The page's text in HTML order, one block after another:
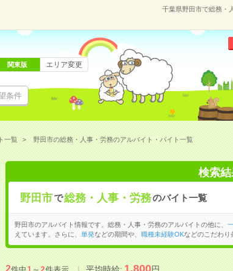
千葉県野田市で総務・
条件
関東版 エリア変更
一覧 野田市の総務・人事・労務のアルバイト・バイト一覧
検索
野田市で総務・人事・労務のバイト一覧
野田市のアルバイト情報です。総務・人事・労務のアルバイトの他に、
えています。さらに、
単発などの期間や、 職種未経験OKなどのこだわり
2 平均時給:1,800円